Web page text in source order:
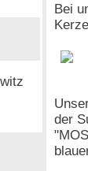
Bei
der